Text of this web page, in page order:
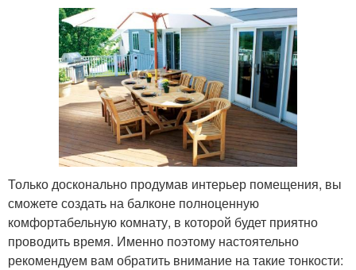
Только досконально продумав интерьер помещения, вы
сможете создать на балконе полноценную
комфортабельную комнату, в которой будет приятно
проводить время. Именно поэтому настоятельно
рекомендуем вам обратить внимание на такие тонкости: